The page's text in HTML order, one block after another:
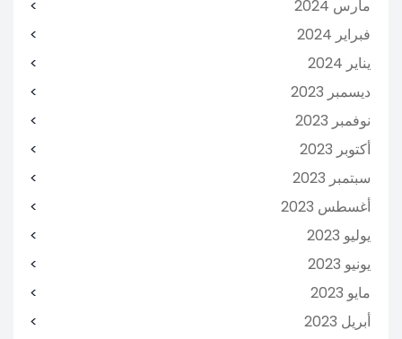
مارس 2024
فبراير 2024
يناير 2024
ديسمبر 2023
نوفمبر 2023
أكتوبر 2023
سبتمبر 2023
أغسطس 2023
يوليو 2023
يونيو 2023
مايو 2023
أبريل 2023